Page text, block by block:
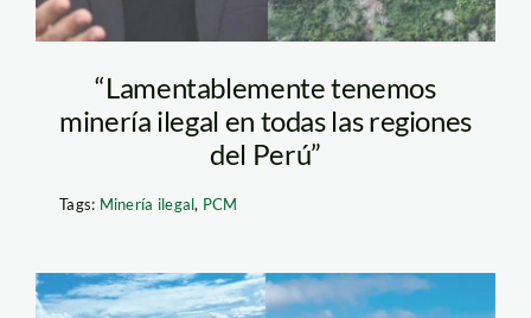
“Lamentablemente tenemos
minería ilegal en todas las regiones
del Perú”
Tags: Minería ilegal, PCM